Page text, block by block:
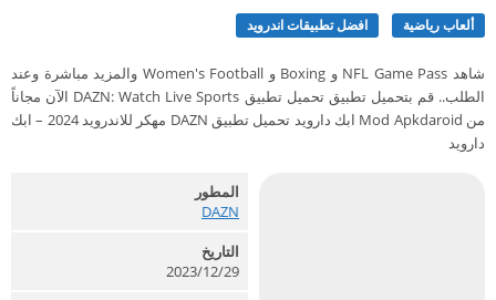
ألعاب رياضية افضل تطبيقات اندرويد
شاهد NFL Game Pass و Boxing و Women's Football والمزيد مباشرة وعند
الطلب.. قم بتحميل تطبيق تحميل تطبيق DAZN: Watch Live Sports الآن مجاناً
من Mod Apkdaroid ابك دارويد تحميل تطبيق DAZN مهكر للاندرويد 2024 – ابك
دارويد
المطور
DAZN‏
التاريخ
2023/12/29